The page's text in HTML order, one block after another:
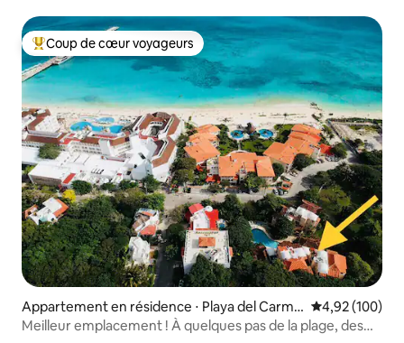
Coups de cœur voyageurs les plus appréciés
Coup de cœur voyageurs
Appartement en résidence ⋅ Playa del Carme
n
Évaluation
4,92 (100)
Meilleur emplacement ! À quelques pas de la plage, des